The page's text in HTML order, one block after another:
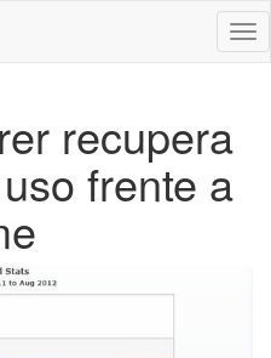
recupera
frente a